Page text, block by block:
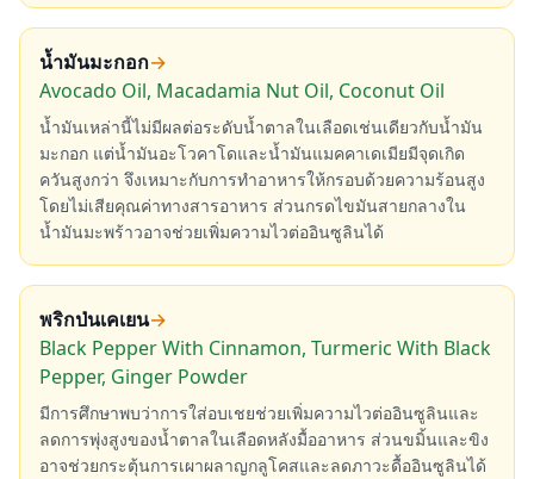
น้ำมันมะกอก→
Avocado Oil, Macadamia Nut Oil, Coconut Oil
น้ำมันเหล่านี้ไม่มีผลต่อระดับน้ำตาลในเลือดเช่นเดียวกับน้ำมัน
มะกอก แต่น้ำมันอะโวคาโดและน้ำมันแมคคาเดเมียมีจุดเกิด
ควันสูงกว่า จึงเหมาะกับการทำอาหารให้กรอบด้วยความร้อนสูง
โดยไม่เสียคุณค่าทางสารอาหาร ส่วนกรดไขมันสายกลางใน
น้ำมันมะพร้าวอาจช่วยเพิ่มความไวต่ออินซูลินได้
พริกป่นเคเยน→
Black Pepper With Cinnamon, Turmeric With Black
Pepper, Ginger Powder
มีการศึกษาพบว่าการใส่อบเชยช่วยเพิ่มความไวต่ออินซูลินและ
ลดการพุ่งสูงของน้ำตาลในเลือดหลังมื้ออาหาร ส่วนขมิ้นและขิง
อาจช่วยกระตุ้นการเผาผลาญกลูโคสและลดภาวะดื้ออินซูลินได้